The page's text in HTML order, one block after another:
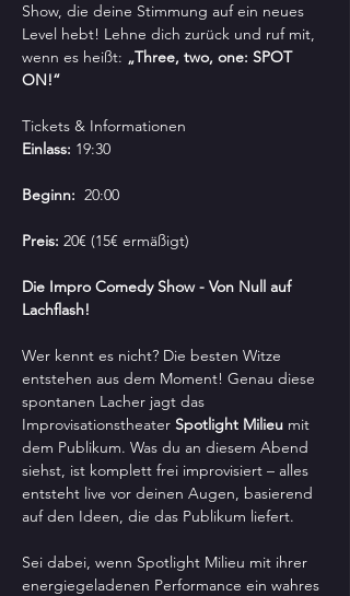
Show, die deine Stimmung auf ein neues
Level hebt! Lehne dich zurück und ruf mit,
wenn es heißt: „Three, two, one: SPOT
ON!“
Tickets & Informationen
Einlass: 19:30
Beginn: 20:00
Preis: 20€ (15€ ermäßigt)
Die Impro Comedy Show - Von Null auf
Lachflash!
Wer kennt es nicht? Die besten Witze
entstehen aus dem Moment! Genau diese
spontanen Lacher jagt das
Improvisationstheater Spotlight Milieu mit
dem Publikum. Was du an diesem Abend
siehst, ist komplett frei improvisiert – alles
entsteht live vor deinen Augen, basierend
auf den Ideen, die das Publikum liefert.
Sei dabei, wenn Spotlight Milieu mit ihrer
energiegeladenen Performance ein wahres